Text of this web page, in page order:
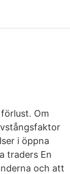
Om
i öppna
traders En
och att